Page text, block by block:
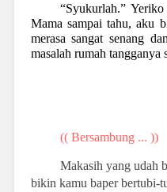
“Syukurlah.”
Mama sampai tahu, aku
merasa sangat senang
masalah rumah tangganya
(( Bersambung ... ))
Makasih yang udah
bikin kamu baper bertubi-